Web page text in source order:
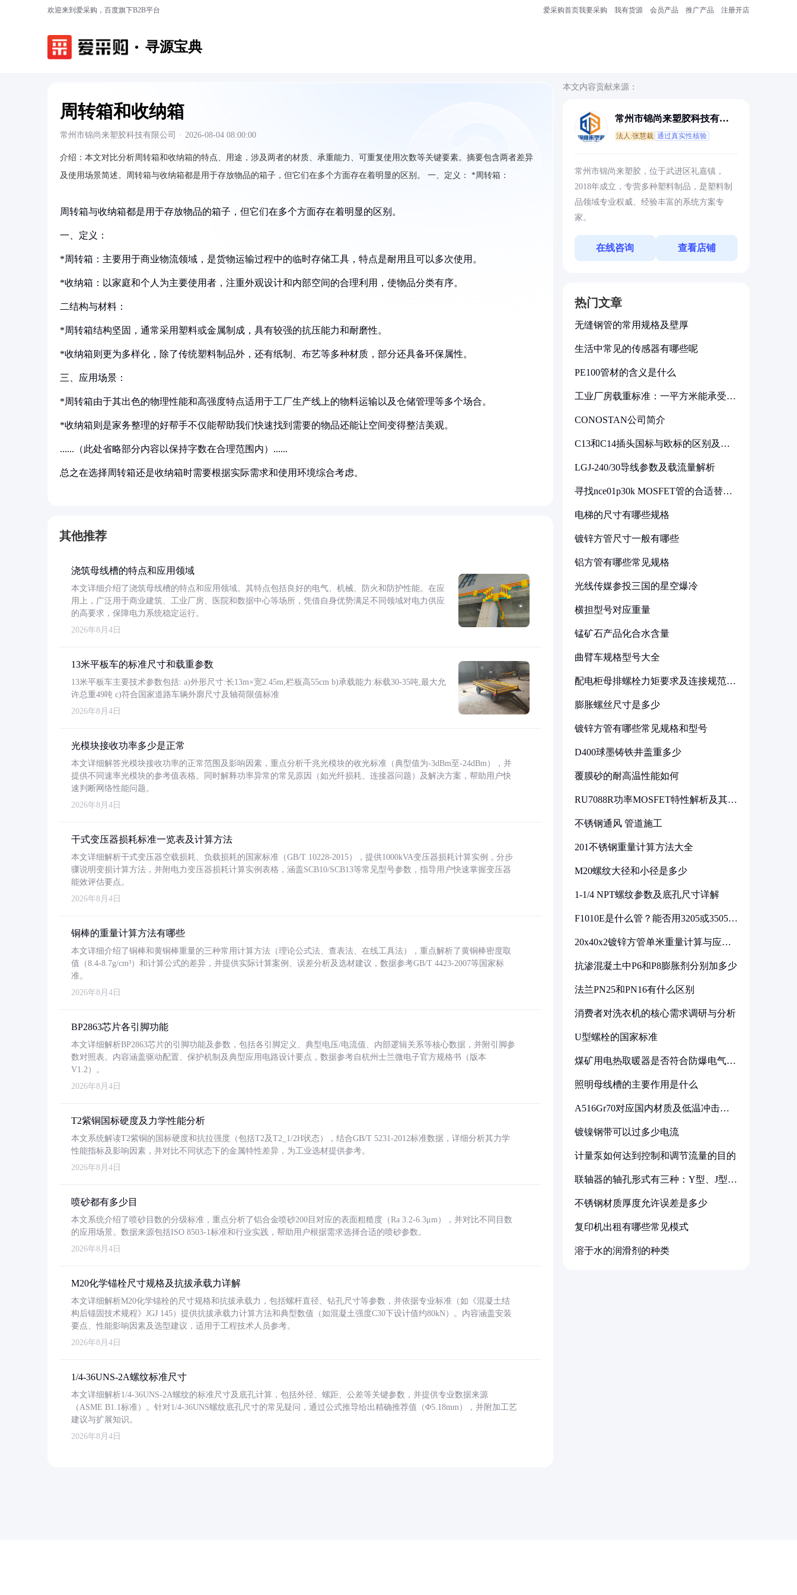
欢迎来到爱采购，百度旗下B2B平台 爱采购首页我要采购 我有货源 会员产品 推广产品 注册开店
寻源宝典
周转箱和收纳箱
常州市锦尚来塑胶科技有限公司 · 2026-08-04 08:00:00
介绍： 本文对比分析周转箱和收纳箱的特点、用途，涉及两者的材质、承重能力、可重复使用次数等关键要素。摘要包含两者差异
及使用场景简述。周转箱与收纳箱都是用于存放物品的箱子，但它们在多个方面存在着明显的区别。 一、定义： *周转箱：
周转箱与收纳箱都是用于存放物品的箱子，但它们在多个方面存在着明显的区别。
一、定义：
*周转箱：主要用于商业物流领域，是货物运输过程中的临时存储工具，特点是耐用且可以多次使用。
*收纳箱：以家庭和个人为主要使用者，注重外观设计和内部空间的合理利用，使物品分类有序。
二结构与材料：
*周转箱结构坚固，通常采用塑料或金属制成，具有较强的抗压能力和耐磨性。
*收纳箱则更为多样化，除了传统塑料制品外，还有纸制、布艺等多种材质，部分还具备环保属性。
三、应用场景：
*周转箱由于其出色的物理性能和高强度特点适用于工厂生产线上的物料运输以及仓储管理等多个场合。
*收纳箱则是家务整理的好帮手不仅能帮助我们快速找到需要的物品还能让空间变得整洁美观。
......（此处省略部分内容以保持字数在合理范围内）......
总之在选择周转箱还是收纳箱时需要根据实际需求和使用环境综合考虑。
其他推荐
浇筑母线槽的特点和应用领域
本文详细介绍了浇筑母线槽的特点和应用领域。其特点包括良好的电气、机械、防火和防护性能。在应
用上，广泛用于商业建筑、工业厂房、医院和数据中心等场所，凭借自身优势满足不同领域对电力供应
的高要求，保障电力系统稳定运行。
2026年8月4日
13米平板车的标准尺寸和载重参数
13米平板车主要技术参数包括: a)外形尺寸:长13m×宽2.45m,栏板高55cm b)承载能力:标载30-35吨,最大允
许总重49吨 c)符合国家道路车辆外廓尺寸及轴荷限值标准
2026年8月4日
光模块接收功率多少是正常
本文详细解答光模块接收功率的正常范围及影响因素，重点分析千兆光模块的收光标准（典型值为-3dBm至-24dBm），并
提供不同速率光模块的参考值表格。同时解释功率异常的常见原因（如光纤损耗、连接器问题）及解决方案，帮助用户快
速判断网络性能问题。
2026年8月4日
干式变压器损耗标准一览表及计算方法
本文详细解析干式变压器空载损耗、负载损耗的国家标准（GB/T 10228-2015），提供1000kVA变压器损耗计算实例，分步
骤说明变损计算方法，并附电力变压器损耗计算实例表格，涵盖SCB10/SCB13等常见型号参数，指导用户快速掌握变压器
能效评估要点。
2026年8月4日
铜棒的重量计算方法有哪些
本文详细介绍了铜棒和黄铜棒重量的三种常用计算方法（理论公式法、查表法、在线工具法），重点解析了黄铜棒密度取
值（8.4-8.7g/cm³）和计算公式的差异，并提供实际计算案例、误差分析及选材建议，数据参考GB/T 4423-2007等国家标
准。
2026年8月4日
BP2863芯片各引脚功能
本文详细解析BP2863芯片的引脚功能及参数，包括各引脚定义、典型电压/电流值、内部逻辑关系等核心数据，并附引脚参
数对照表。内容涵盖驱动配置、保护机制及典型应用电路设计要点，数据参考自杭州士兰微电子官方规格书（版本
V1.2）。
2026年8月4日
T2紫铜国标硬度及力学性能分析
本文系统解读T2紫铜的国标硬度和抗拉强度（包括T2及T2_1/2H状态），结合GB/T 5231-2012标准数据，详细分析其力学
性能指标及影响因素，并对比不同状态下的金属特性差异，为工业选材提供参考。
2026年8月4日
喷砂都有多少目
本文系统介绍了喷砂目数的分级标准，重点分析了铝合金喷砂200目对应的表面粗糙度（Ra 3.2-6.3μm），并对比不同目数
的应用场景。数据来源包括ISO 8503-1标准和行业实践，帮助用户根据需求选择合适的喷砂参数。
2026年8月4日
M20化学锚栓尺寸规格及抗拔承载力详解
本文详细解析M20化学锚栓的尺寸规格和抗拔承载力，包括螺杆直径、钻孔尺寸等参数，并依据专业标准（如《混凝土结
构后锚固技术规程》JGJ 145）提供抗拔承载力计算方法和典型数值（如混凝土强度C30下设计值约80kN）。内容涵盖安装
要点、性能影响因素及选型建议，适用于工程技术人员参考。
2026年8月4日
1/4-36UNS-2A螺纹标准尺寸
本文详细解析1/4-36UNS-2A螺纹的标准尺寸及底孔计算，包括外径、螺距、公差等关键参数，并提供专业数据来源
（ASME B1.1标准）。针对1/4-36UNS螺纹底孔尺寸的常见疑问，通过公式推导给出精确推荐值（Φ5.18mm），并附加工艺
建议与扩展知识。
2026年8月4日
本文内容贡献来源：
常州市锦尚来塑胶科技有限
法人:张慧栽 通过真实性核验
常州市锦尚来塑胶，位于武进区礼嘉镇，
2018年成立，专营多种塑料制品，是塑料制
品领域专业权威、经验丰富的系统方案专
家。
在线咨询 查看店铺
热门文章
无缝钢管的常用规格及壁厚
生活中常见的传感器有哪些呢
PE100管材的含义是什么
工业厂房载重标准：一平方米能承受多
CONOSTAN公司简介
C13和C14插头国标与欧标的区别及其
LGJ-240/30导线参数及载流量解析
寻找nce01p30k MOSFET管的合适替代
电梯的尺寸有哪些规格
镀锌方管尺寸一般有哪些
铝方管有哪些常见规格
光线传媒参投三国的星空爆冷
横担型号对应重量
锰矿石产品化合水含量
曲臂车规格型号大全
配电柜母排螺栓力矩要求及连接规范详
膨胀螺丝尺寸是多少
镀锌方管有哪些常见规格和型号
D400球墨铸铁井盖重多少
覆膜砂的耐高温性能如何
RU7088R功率MOSFET特性解析及其在
不锈钢通风 管道施工
201不锈钢重量计算方法大全
M20螺纹大径和小径是多少
1-1/4 NPT螺纹参数及底孔尺寸详解
F1010E是什么管？能否用3205或3505代
20x40x2镀锌方管单米重量计算与应用
抗渗混凝土中P6和P8膨胀剂分别加多少
法兰PN25和PN16有什么区别
消费者对洗衣机的核心需求调研与分析
U型螺栓的国家标准
煤矿用电热取暖器是否符合防爆电气设
照明母线槽的主要作用是什么
A516Gr70对应国内材质及低温冲击要
镀镍钢带可以过多少电流
计量泵如何达到控制和调节流量的目的
联轴器的轴孔形式有三种：Y型、J型、
不锈钢材质厚度允许误差是多少
复印机出租有哪些常见模式
溶于水的润滑剂的种类